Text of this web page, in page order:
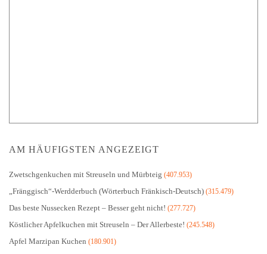
AM HÄUFIGSTEN ANGEZEIGT
Zwetschgenkuchen mit Streuseln und Mürbteig (407.953)
„Fränggisch“-Werdderbuch (Wörterbuch Fränkisch-Deutsch) (315.479)
Das beste Nussecken Rezept – Besser geht nicht! (277.727)
Köstlicher Apfelkuchen mit Streuseln – Der Allerbeste! (245.548)
Apfel Marzipan Kuchen (180.901)